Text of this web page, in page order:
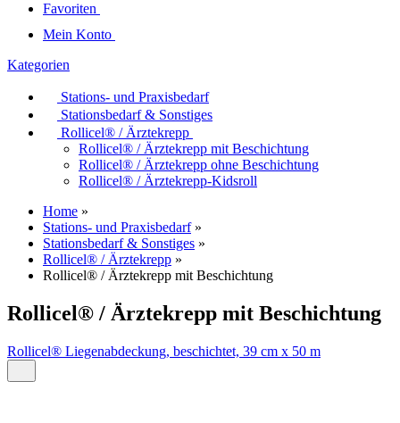
Favoriten
Mein Konto
Kategorien
Stations- und Praxisbedarf
Stationsbedarf & Sonstiges
Rollicel® / Ärztekrepp
Rollicel® / Ärztekrepp mit Beschichtung
Rollicel® / Ärztekrepp ohne Beschichtung
Rollicel® / Ärztekrepp-Kidsroll
Home »
Stations- und Praxisbedarf »
Stationsbedarf & Sonstiges »
Rollicel® / Ärztekrepp »
Rollicel® / Ärztekrepp mit Beschichtung
Rollicel® / Ärztekrepp mit Beschichtung
Rollicel® Liegenabdeckung, beschichtet, 39 cm x 50 m